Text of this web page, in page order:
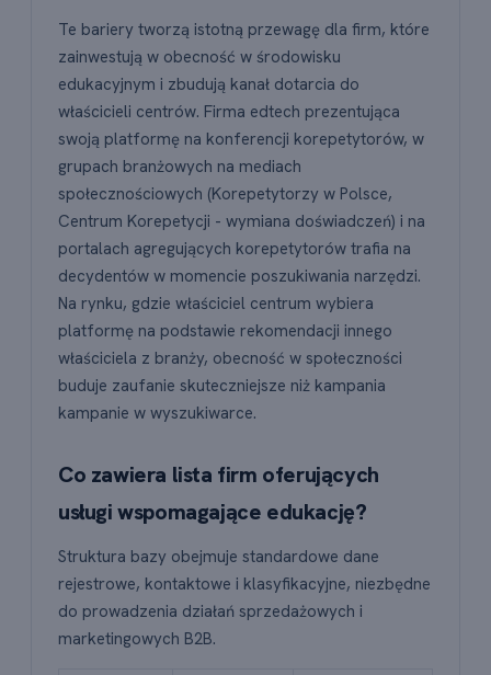
Te bariery tworzą istotną przewagę dla firm, które
zainwestują w obecność w środowisku
edukacyjnym i zbudują kanał dotarcia do
właścicieli centrów. Firma edtech prezentująca
swoją platformę na konferencji korepetytorów, w
grupach branżowych na mediach
społecznościowych (Korepetytorzy w Polsce,
Centrum Korepetycji - wymiana doświadczeń) i na
portalach agregujących korepetytorów trafia na
decydentów w momencie poszukiwania narzędzi.
Na rynku, gdzie właściciel centrum wybiera
platformę na podstawie rekomendacji innego
właściciela z branży, obecność w społeczności
buduje zaufanie skuteczniejsze niż kampania
kampanie w wyszukiwarce.
Co zawiera lista firm oferujących
usługi wspomagające edukację?
Struktura bazy obejmuje standardowe dane
rejestrowe, kontaktowe i klasyfikacyjne, niezbędne
do prowadzenia działań sprzedażowych i
marketingowych B2B.